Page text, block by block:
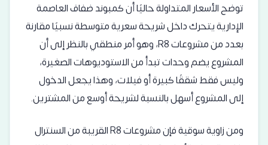
توضح الأسعار المتداولة حاليًا أن كمبوند ضفاف العاصمة
الإدارية يتحرك داخل شريحة سعرية متوسطة نسبيًا مقارنة
بعدد من مشروعات R8، وهو أمر منطقي بالنظر إلى أن
المشروع يضم وحدات تبدأ من الاستوديوهات الصغيرة،
وليس فقط شققًا كبيرة أو فيلات، وهذا يجعل الدخول
إلى المشروع أسهل بالنسبة لشريحة أوسع من المشترين.
ومن زاوية سوقية فإن مشروعات R8 القريبة من السنترال